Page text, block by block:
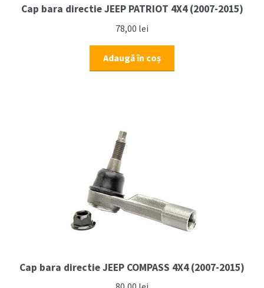
Cap bara directie JEEP PATRIOT 4X4 (2007-2015)
78,00 lei
Adaugă în coș
Cap bara directie JEEP COMPASS 4X4 (2007-2015)